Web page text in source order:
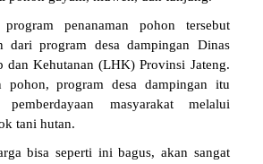
penanaman pohon tersebut
dari program desa dampingan Dinas
dan Kehutanan (LHK) Provinsi Jateng.
pohon, program desa dampingan itu
masyarakat melalui
tani hutan.
bisa seperti ini bagus, akan sangat